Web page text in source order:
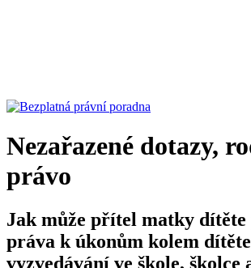
Nezařazené dotazy,
právo
Jak může přítel matky
práva k úkonům kolem
vyzvedávání ve škole, školce